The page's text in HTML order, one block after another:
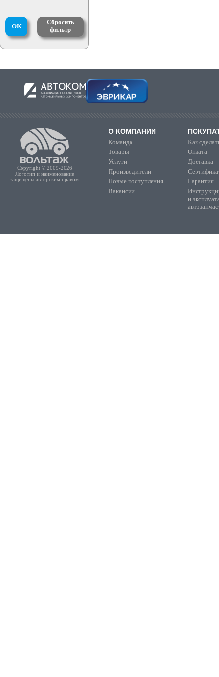
OK
Сбросить
фильтр
Copyright © 2009-2026
Логотип и наименование
защищены авторским правом
О КОМПАНИИ
Команда
Товары
Услуги
Производители
Новые поступления
Вакансии
Как
Оплата
Доставка
Гарантия
и